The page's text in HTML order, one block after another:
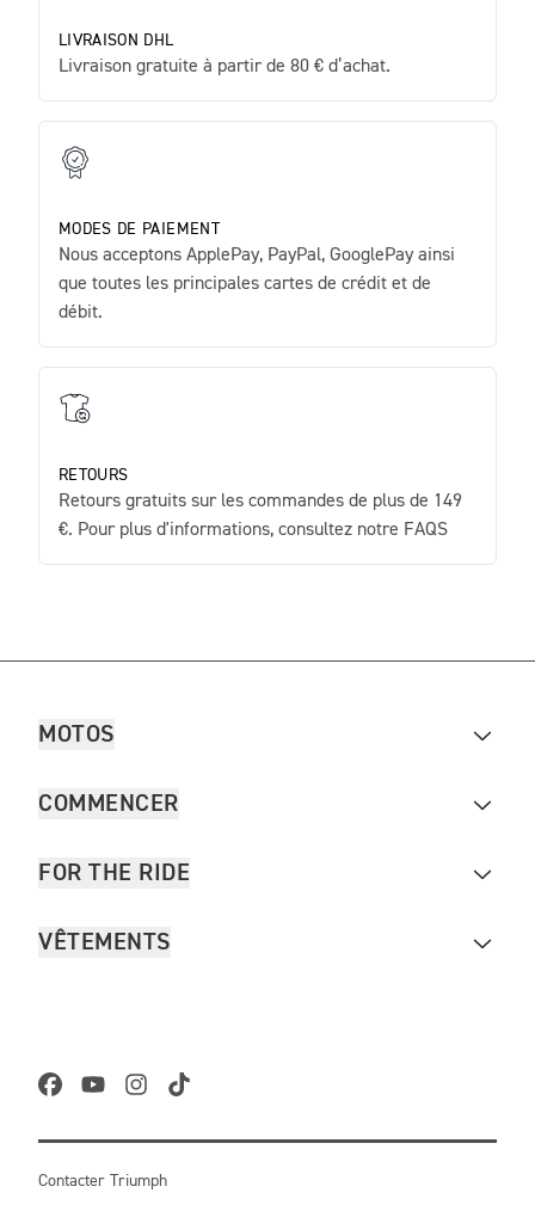
LIVRAISON DHL
Livraison gratuite à partir de 80 € d’achat.
MODES DE PAIEMENT
Nous acceptons ApplePay, PayPal, GooglePay ainsi
que toutes les principales cartes de crédit et de
débit.
RETOURS
Retours gratuits sur les commandes de plus de 149
€. Pour plus d'informations, consultez notre FAQS
MOTOS
COMMENCER
FOR THE RIDE
VÊTEMENTS
Contacter Triumph